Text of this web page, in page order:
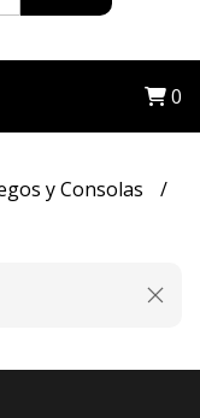
0
y Consolas